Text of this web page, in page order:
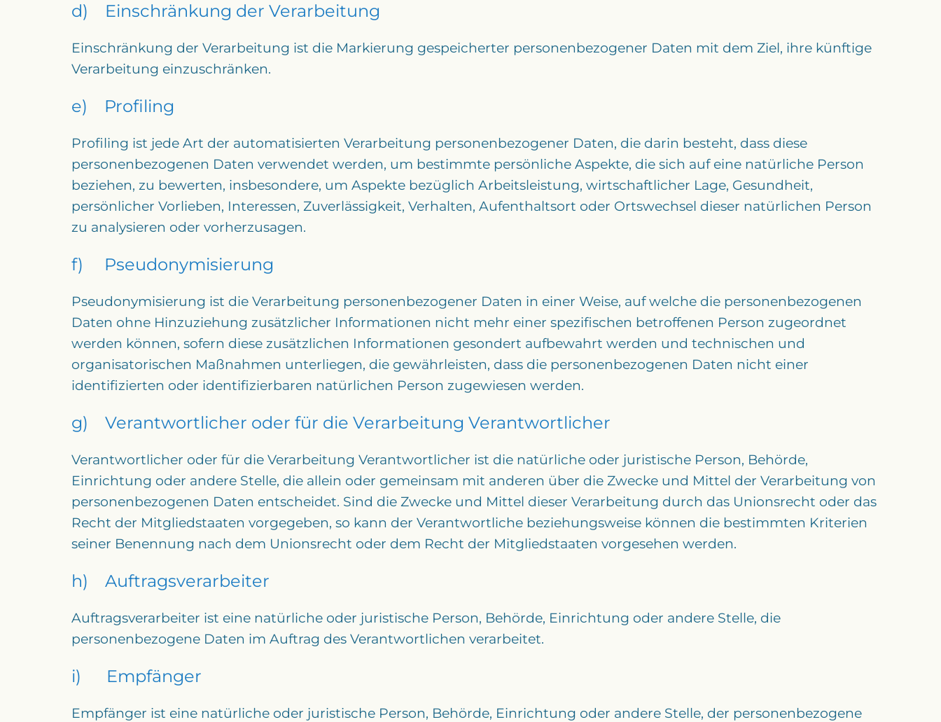
d) Einschränkung der Verarbeitung
Einschränkung der Verarbeitung ist die Markierung gespeicherter personenbezogener Daten mit dem Ziel, ihre künftige
Verarbeitung einzuschränken.
e) Profiling
Profiling ist jede Art der automatisierten Verarbeitung personenbezogener Daten, die darin besteht, dass diese
personenbezogenen Daten verwendet werden, um bestimmte persönliche Aspekte, die sich auf eine natürliche Person
beziehen, zu bewerten, insbesondere, um Aspekte bezüglich Arbeitsleistung, wirtschaftlicher Lage, Gesundheit,
persönlicher Vorlieben, Interessen, Zuverlässigkeit, Verhalten, Aufenthaltsort oder Ortswechsel dieser natürlichen Person
zu analysieren oder vorherzusagen.
f) Pseudonymisierung
Pseudonymisierung ist die Verarbeitung personenbezogener Daten in einer Weise, auf welche die personenbezogenen
Daten ohne Hinzuziehung zusätzlicher Informationen nicht mehr einer spezifischen betroffenen Person zugeordnet
werden können, sofern diese zusätzlichen Informationen gesondert aufbewahrt werden und technischen und
organisatorischen Maßnahmen unterliegen, die gewährleisten, dass die personenbezogenen Daten nicht einer
identifizierten oder identifizierbaren natürlichen Person zugewiesen werden.
g) Verantwortlicher oder für die Verarbeitung Verantwortlicher
Verantwortlicher oder für die Verarbeitung Verantwortlicher ist die natürliche oder juristische Person, Behörde,
Einrichtung oder andere Stelle, die allein oder gemeinsam mit anderen über die Zwecke und Mittel der Verarbeitung von
personenbezogenen Daten entscheidet. Sind die Zwecke und Mittel dieser Verarbeitung durch das Unionsrecht oder das
Recht der Mitgliedstaaten vorgegeben, so kann der Verantwortliche beziehungsweise können die bestimmten Kriterien
seiner Benennung nach dem Unionsrecht oder dem Recht der Mitgliedstaaten vorgesehen werden.
h) Auftragsverarbeiter
Auftragsverarbeiter ist eine natürliche oder juristische Person, Behörde, Einrichtung oder andere Stelle, die
personenbezogene Daten im Auftrag des Verantwortlichen verarbeitet.
i) Empfänger
Empfänger ist eine natürliche oder juristische Person, Behörde, Einrichtung oder andere Stelle, der personenbezogene